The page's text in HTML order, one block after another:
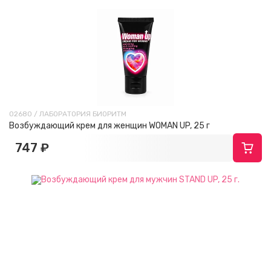
02680 / ЛАБОРАТОРИЯ БИОРИТМ
Возбуждающий крем для женщин WOMAN UP, 25 г
747 ₽